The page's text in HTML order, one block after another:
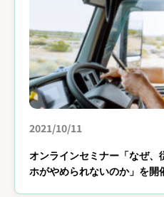
2021/10/11
オンラインセミナー「なぜ、
ホがやめられないのか」を開